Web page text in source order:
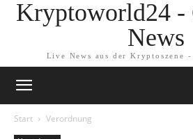
Kryptoworld24 -
News
Live News aus der Kryptoszene
Start Verordnung